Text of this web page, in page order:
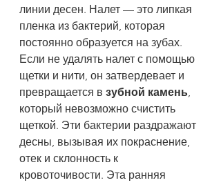
линии десен. Налет — это липкая
пленка из бактерий, которая
постоянно образуется на зубах.
Если не удалять налет с помощью
щетки и нити, он затвердевает и
превращается в зубной камень,
который невозможно счистить
щеткой. Эти бактерии раздражают
десны, вызывая их покраснение,
отек и склонность к
кровоточивости. Эта ранняя